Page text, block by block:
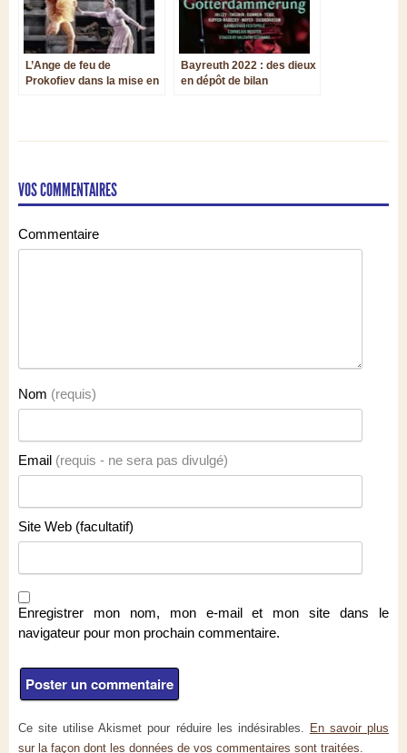
L’Ange de feu de
Prokofiev dans la mise en
Bayreuth 2022 : des dieux
en dépôt de bilan
VOS COMMENTAIRES
Commentaire
Nom (requis)
Email (requis - ne sera pas divulgé)
Site Web (facultatif)
Enregistrer mon nom, mon e-mail et mon site dans le
navigateur pour mon prochain commentaire.
Ce site utilise Akismet pour réduire les indésirables. En savoir plus
sur la façon dont les données de vos commentaires sont traitées